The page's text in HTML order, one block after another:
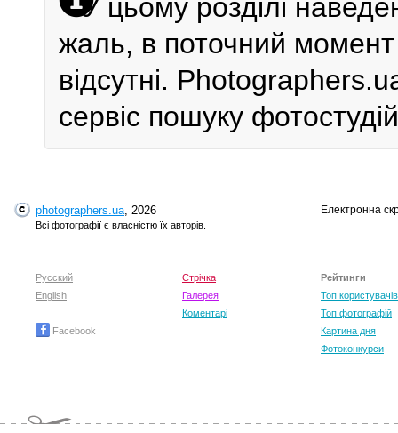
У цьому розділі
жаль, в поточний момент
відсутні.
сервіс пошуку
photographers.ua, 2026
Всі фотографії є власністю їх авторів.
Електронна
Русский
English
Facebook
Стрічка
Галерея
Коментарі
Рейтинги
Топ користувачів
Топ фотографій
Картина дня
Фотоконкурси